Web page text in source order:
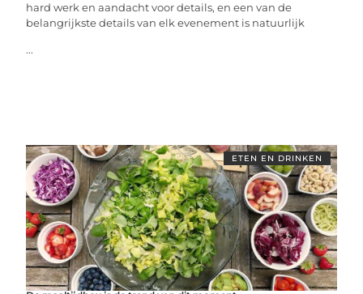
hard werk en aandacht voor details, en een van de
belangrijkste details van elk evenement is natuurlijk
...
ETEN EN DRINKEN